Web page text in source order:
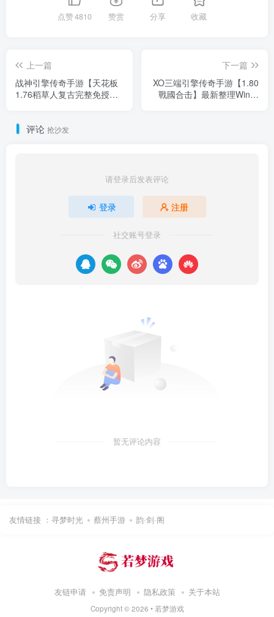
点赞4810 赞赏 分享 收藏
上一篇
战神引擎传奇手游【天花板
1.76稻草人复古完整免授权
台+详细搭建教程
下一篇
XO三端引擎传奇手游【1.80
戰國合击】最新整理Win系
评论 抢沙发
请登录后发表评论
登录 注册
社交账号登录
暂无评论内容
友情链接 ： 寻梦时光 蔡州手游 韵·剑·阁
友链申请 免责声明 隐私政策 关于本站
Copyright ©2026 •若梦游戏